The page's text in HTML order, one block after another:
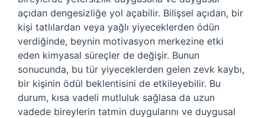
açıdan dengesizliğe yol açabilir. Bilişsel açıdan, bir
kişi tatlılardan veya yağlı yiyeceklerden ödün
verdiğinde, beynin motivasyon merkezine etki
eden kimyasal süreçler de değişir. Bunun
sonucunda, bu tür yiyeceklerden gelen zevk kaybı,
bir kişinin ödül beklentisini de etkileyebilir. Bu
durum, kısa vadeli mutluluk sağlasa da uzun
vadede bireylerin tatmin duygularını ve duygusal